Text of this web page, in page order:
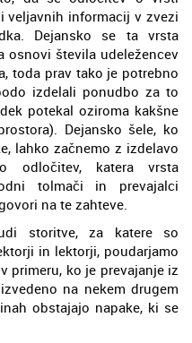
veljavnih informacij v zvezi
Dejansko se ta vrsta
osnovi števila udeležencev
toda prav tako je potrebno
izdelali ponudbo za to
potekal oziroma kakšne
Dejansko šele, ko
lahko začnemo z izdelavo
odločitev, katera vrsta
tolmači in prevajalci
na te zahteve.
storitve, za katere so
in lektorji, poudarjamo
primeru, ko je prevajanje iz
na nekem drugem
obstajajo napake, ki se